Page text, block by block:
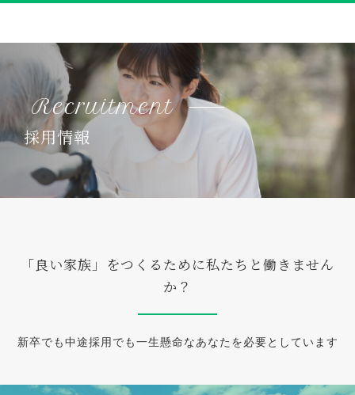
Recruitment
採用情報
「良い家族」をつくるために私たちと働きません
か？
新卒でも中途採用でも一生懸命なあなたを必要としています